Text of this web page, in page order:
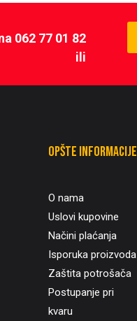
062 77 01 82
ili
Opšte informacije
O nama
Uslovi kupovine
Načini plaćanja
Isporuka proizvoda
Zaštita potrošača
Postupanje pri
kvaru